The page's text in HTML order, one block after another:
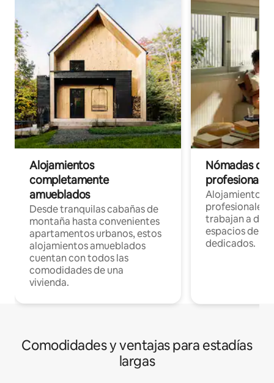
Alojamientos
completamente
amueblados
Desde tranquilas cabañas de
montaña hasta convenientes
apartamentos urbanos, estos
alojamientos amueblados
cuentan con todos las
comodidades de una
vivienda.
Nómadas
Alojamientos
profesionales
trabajan a
espacios de
dedicados.
Comodidades y ventajas para estadías
largas